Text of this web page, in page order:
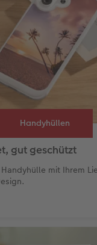
Handyhüllen
gut geschützt
mit Ihrem